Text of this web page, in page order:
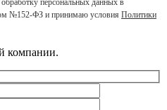
№152-ФЗ и принимаю условия Политики
компании.